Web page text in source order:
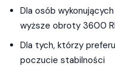
Dla osób
wyższe obroty 3600
Dla tych, którzy
poczucie stabilności